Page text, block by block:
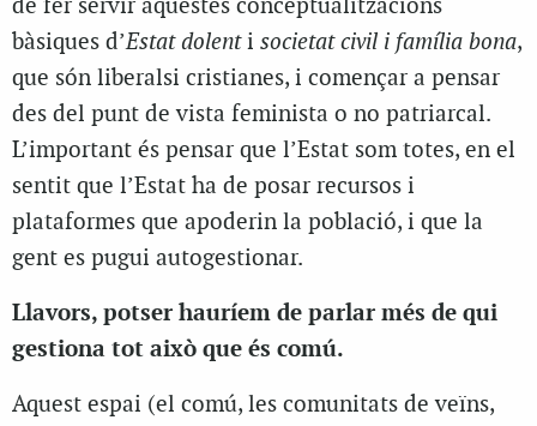
de fer servir aquestes conceptualitzacions
bàsiques d’Estat dolenti societat civil i família bona,
que són liberalsi cristianes, i començar a pensar
des del punt de vista feminista o no patriarcal.
L’important és pensar que l’Estat som totes, en el
sentit que l’Estat ha de posar recursos i
plataformes que apoderin la població, i que la
gent es pugui autogestionar.
Llavors, potser hauríem de parlar més de qui
gestiona tot això que és comú.
Aquest espai (el comú, les comunitats de veïns,